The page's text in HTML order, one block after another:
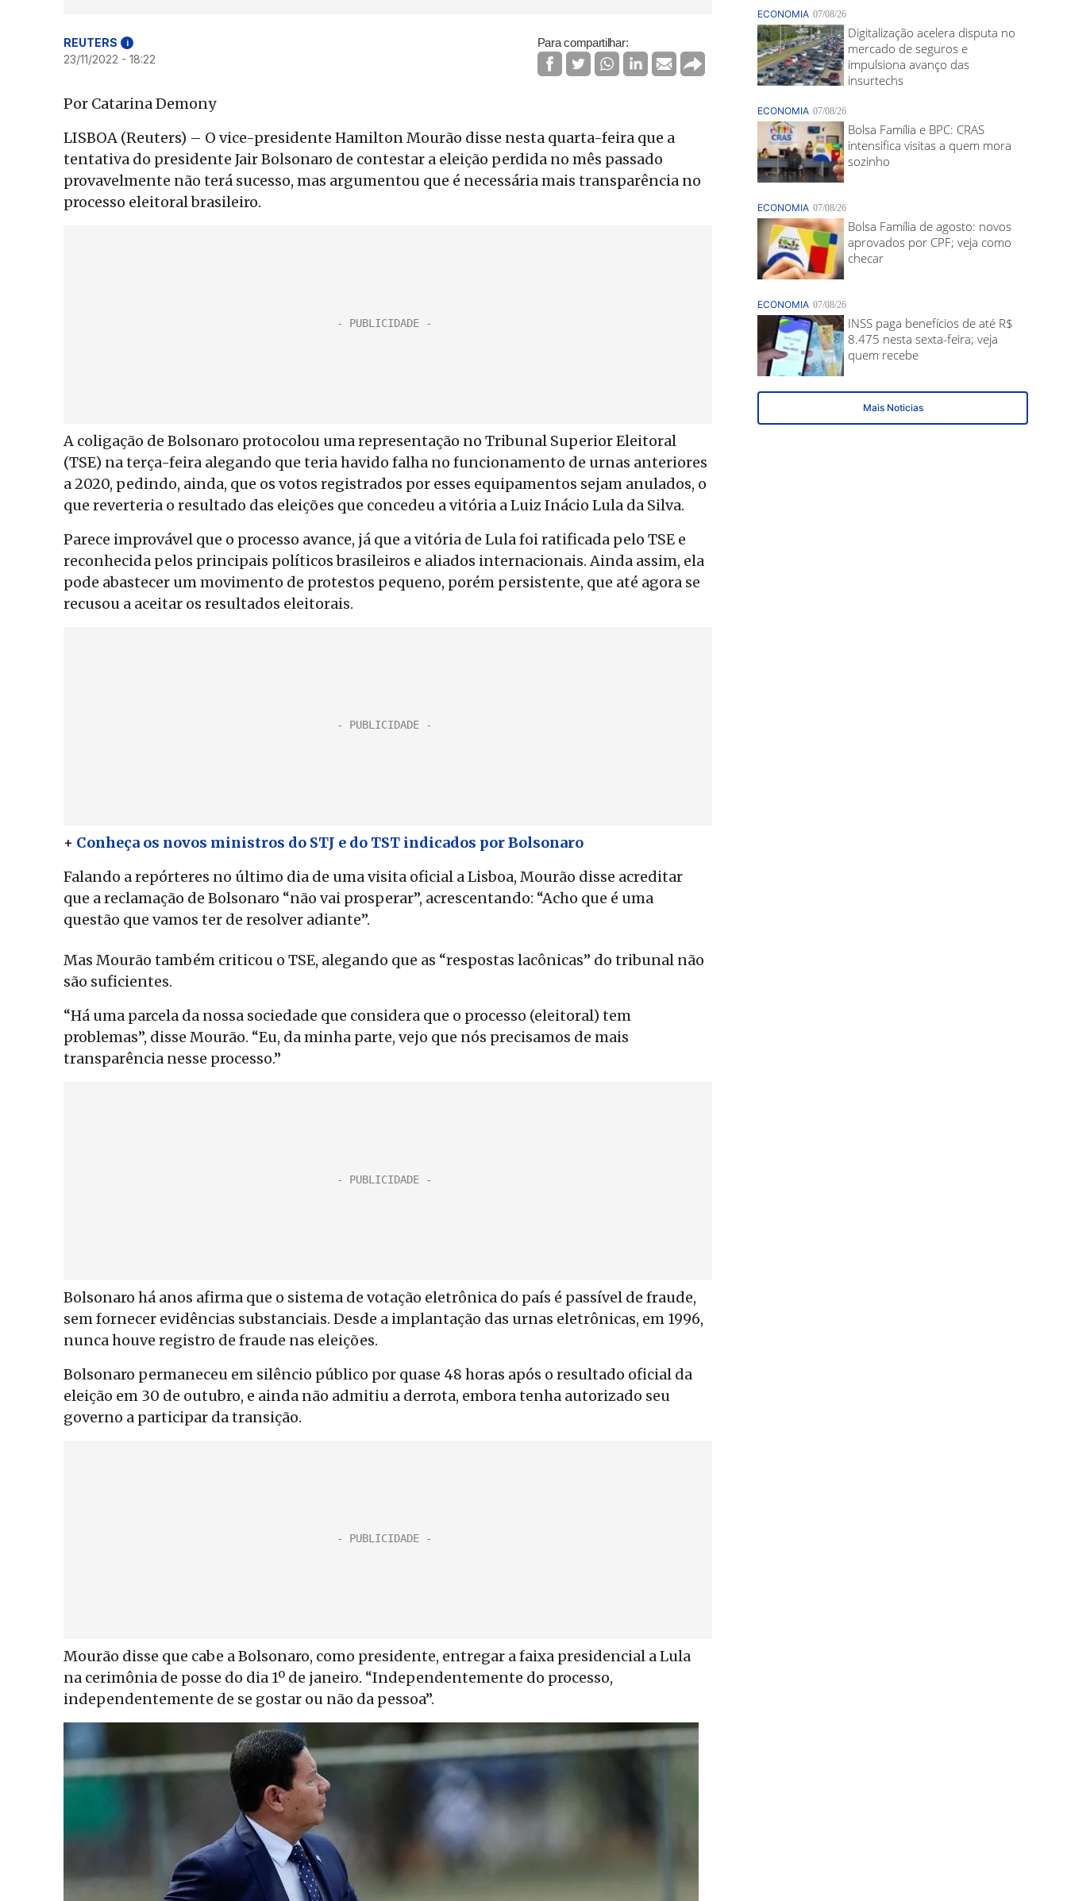
REUTERS i
23/11/2022 - 18:22
Para compartilhar:
Por Catarina Demony
LISBOA (Reuters) – O vice-presidente Hamilton Mourão disse nesta quarta-feira que a
tentativa do presidente Jair Bolsonaro de contestar a eleição perdida no mês passado
provavelmente não terá sucesso, mas argumentou que é necessária mais transparência no
processo eleitoral brasileiro.
A coligação de Bolsonaro protocolou uma representação no Tribunal Superior Eleitoral
(TSE) na terça-feira alegando que teria havido falha no funcionamento de urnas anteriores
a 2020, pedindo, ainda, que os votos registrados por esses equipamentos sejam anulados, o
que reverteria o resultado das eleições que concedeu a vitória a Luiz Inácio Lula da Silva.
Parece improvável que o processo avance, já que a vitória de Lula foi ratificada pelo TSE e
reconhecida pelos principais políticos brasileiros e aliados internacionais. Ainda assim, ela
pode abastecer um movimento de protestos pequeno, porém persistente, que até agora se
recusou a aceitar os resultados eleitorais.
+ Conheça os novos ministros do STJ e do TST indicados por Bolsonaro
Falando a repórteres no último dia de uma visita oficial a Lisboa, Mourão disse acreditar
que a reclamação de Bolsonaro “não vai prosperar”, acrescentando: “Acho que é uma
questão que vamos ter de resolver adiante”.
Mas Mourão também criticou o TSE, alegando que as “respostas lacônicas” do tribunal não
são suficientes.
“Há uma parcela da nossa sociedade que considera que o processo (eleitoral) tem
problemas”, disse Mourão. “Eu, da minha parte, vejo que nós precisamos de mais
transparência nesse processo.”
Bolsonaro há anos afirma que o sistema de votação eletrônica do país é passível de fraude,
sem fornecer evidências substanciais. Desde a implantação das urnas eletrônicas, em 1996,
nunca houve registro de fraude nas eleições.
Bolsonaro permaneceu em silêncio público por quase 48 horas após o resultado oficial da
eleição em 30 de outubro, e ainda não admitiu a derrota, embora tenha autorizado seu
governo a participar da transição.
Mourão disse que cabe a Bolsonaro, como presidente, entregar a faixa presidencial a Lula
na cerimônia de posse do dia 1º de janeiro. “Independentemente do processo,
independentemente de se gostar ou não da pessoa”.